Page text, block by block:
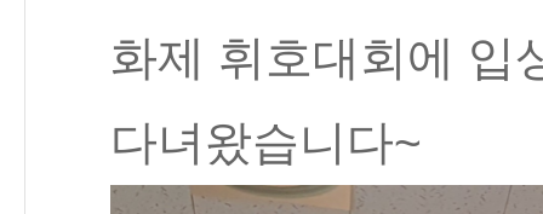
화제 휘호대회에 입
다녀왔습니다~